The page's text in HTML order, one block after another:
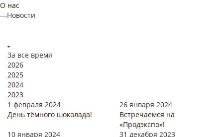
О нас
—Новости
За все время
2026
2025
2024
2023
1 февраля 2024
День тёмного шоколада!
26 января 2024
Встречаемся на
«Продэкспо»!
10 января 2024
31 декабря 2023